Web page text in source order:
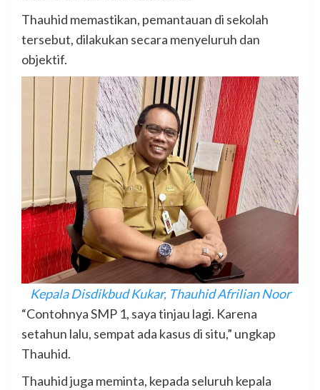
Thauhid memastikan, pemantauan di sekolah
tersebut, dilakukan secara menyeluruh dan
objektif.
Kepala Disdikbud Kukar, Thauhid Afrilian Noor
“Contohnya SMP 1, saya tinjau lagi. Karena
setahun lalu, sempat ada kasus di situ,” ungkap
Thauhid.
Thauhid juga meminta, kepada seluruh kepala